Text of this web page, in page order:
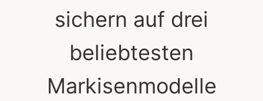
sichern auf drei
beliebtesten
Markisenmodelle